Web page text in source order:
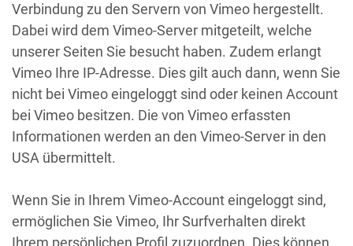
Verbindung zu den Servern von Vimeo hergestellt.
Dabei wird dem Vimeo-Server mitgeteilt, welche
unserer Seiten Sie besucht haben. Zudem erlangt
Vimeo Ihre IP-Adresse. Dies gilt auch dann, wenn Sie
nicht bei Vimeo eingeloggt sind oder keinen Account
bei Vimeo besitzen. Die von Vimeo erfassten
Informationen werden an den Vimeo-Server in den
USA übermittelt.
Wenn Sie in Ihrem Vimeo-Account eingeloggt sind,
ermöglichen Sie Vimeo, Ihr Surfverhalten direkt
Ihrem persönlichen Profil zuzuordnen. Dies können